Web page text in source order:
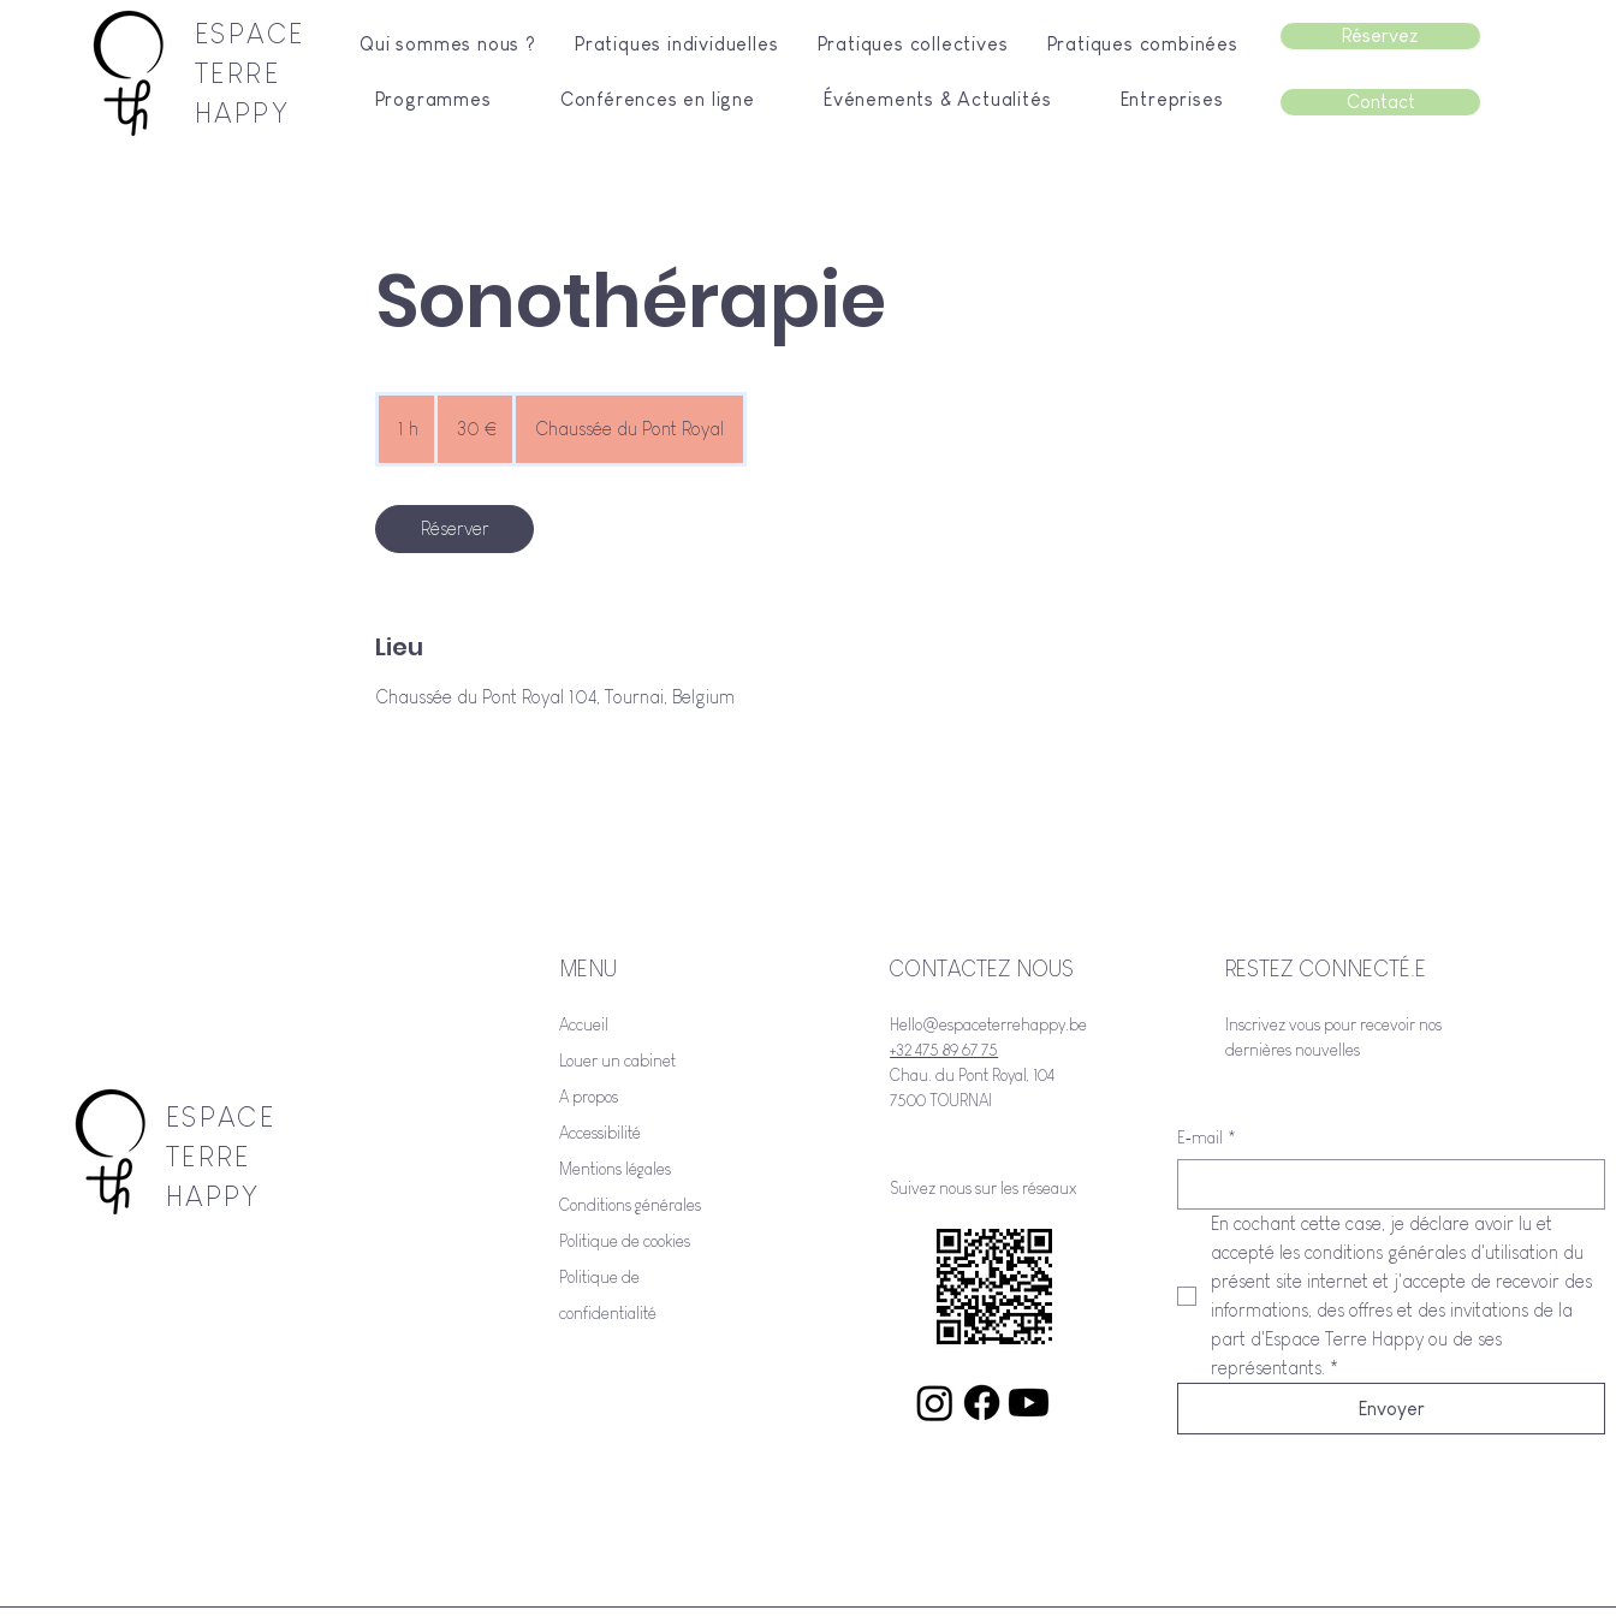
ESPACE
TERRE
HAPPY
Qui sommes nous ? Pratiques individuelles Pratiques collectives Pratiques combinées
Programmes Conférences en ligne Événements & Actualités Entreprises
Réservez
Contact
Sonothérapie
1 h 30 € Chaussée du Pont Royal
Réserver
Lieu
Chaussée du Pont Royal 104, Tournai, Belgium
ESPACE
TERRE
HAPPY
MENU
Accueil
Louer un cabinet
A propos
Accessibilité
Mentions légales
Conditions générales
Politique de cookies
Politique de
confidentialité
CONTACTEZ NOUS
Hello@espaceterrehappy.be
+32 475 89 67 75
Chau. du Pont Royal, 104
7500 TOURNAI
Suivez nous sur les réseaux
RESTEZ CONNECTÉ.E
Inscrivez vous pour recevoir nos
dernières nouvelles
E‑mail *
En cochant cette case, je déclare avoir lu et
accepté les conditions générales d'utilisation du
présent site internet et j'accepte de recevoir des
informations, des offres et des invitations de la
part d'Espace Terre Happy ou de ses
représentants. *
Envoyer